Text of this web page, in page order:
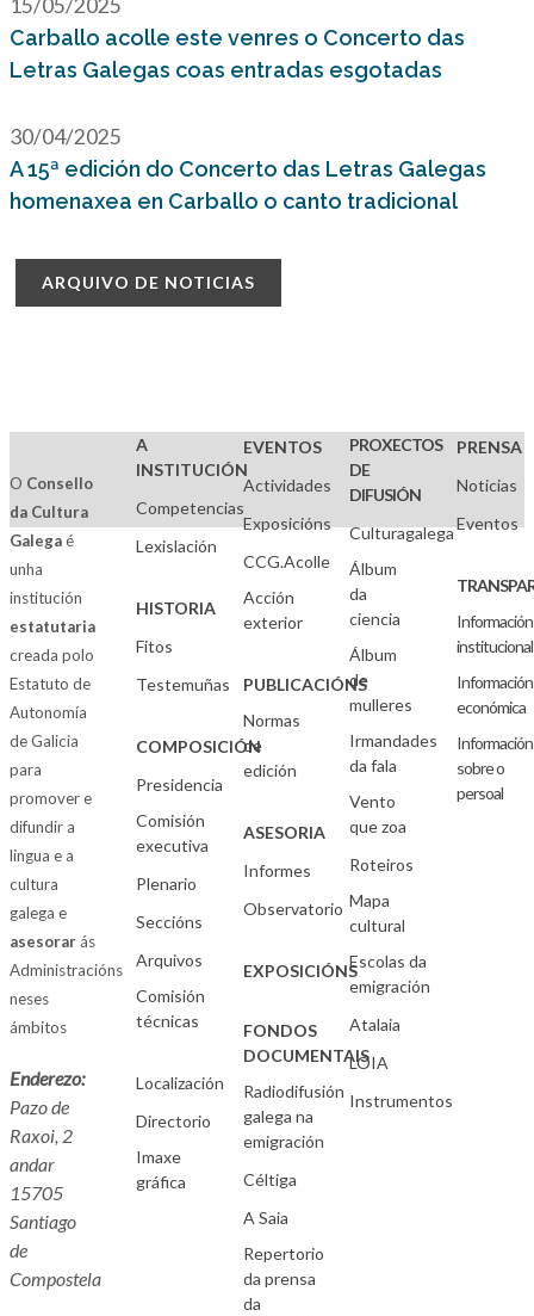
Carballo acolle este venres o Concerto das
Letras Galegas coas entradas esgotadas
30/04/2025
A 15ª edición do Concerto das Letras Galegas
homenaxea en Carballo o canto tradicional
ARQUIVO DE NOTICIAS
O Consello
da Cultura
Galegaé
unha
institución
estatutaria
creada polo
Estatuto de
Autonomía
de Galicia
para
promover e
difundir a
lingua e a
cultura
galega e
asesorarás
Administracións
neses
ámbitos
Enderezo:
Pazo de
Raxoi, 2
andar
15705
Santiago
de
Compostela
A
INSTITUCIÓN
Competencias
Lexislación
HISTORIA
Fitos
Testemuñas
COMPOSICIÓN
Presidencia
Comisión
executiva
Plenario
Seccións
Arquivos
Comisión
técnicas
Localización
Directorio
Imaxe
gráfica
EVENTOS
Actividades
Exposicións
CCG.Acolle
Acción
exterior
PUBLICACIÓNS
Normas
de
edición
ASESORIA
Informes
Observatorio
EXPOSICIÓNS
FONDOS
DOCUMENTAIS
Radiodifusión
galega na
emigración
Céltiga
A Saia
Repertorio
da prensa
da
PROXECTOS
DE
DIFUSIÓN
Culturagalega
Álbum
da
ciencia
Álbum
de
mulleres
Irmandades
da fala
Vento
que zoa
Roteiros
Mapa
cultural
Escolas da
emigración
Atalaia
LOIA
Instrumentos
PRENSA
Noticias
Eventos
Información
institucional
Información
económica
Información
sobre o
persoal